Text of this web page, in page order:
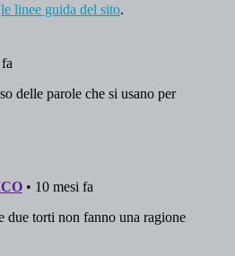
le linee guida del sito.